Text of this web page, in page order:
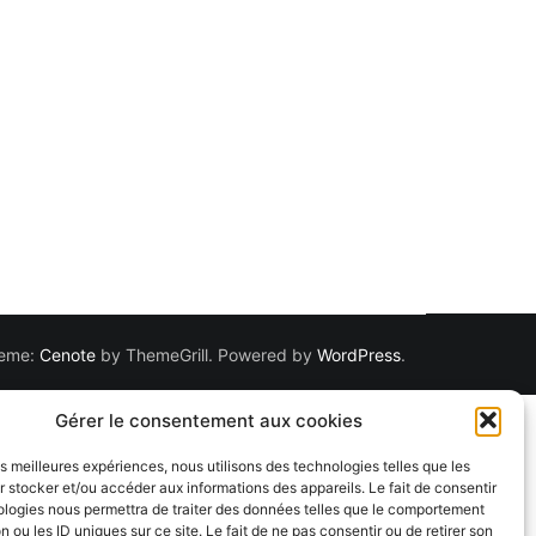
Gérer le consentement aux cookies
meilleures expériences, nous utilisons des technologies telles que les
stocker et/ou accéder aux informations des appareils. Le fait de consentir
nous permettra de traiter des données telles que le comportement
ou les ID uniques sur ce site. Le fait de ne pas consentir ou de retirer son
Cenote by ThemeGrill. Powered by WordPress.